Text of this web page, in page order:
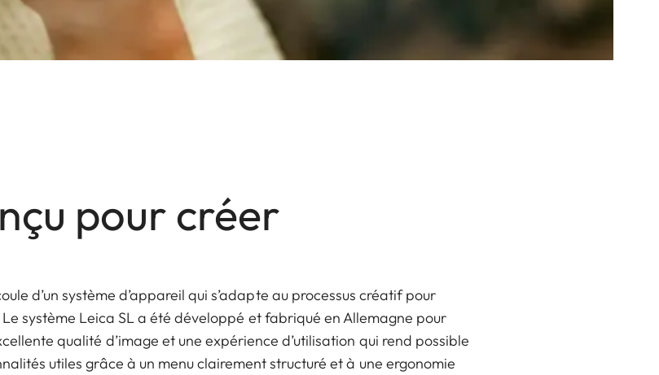
pour créer
d’un système d’appareil qui s’adapte au processus créatif pour
système Leica SL a été développé et fabriqué en Allemagne pour
qualité d’image et une expérience d’utilisation qui rend possible
utiles grâce à un menu clairement structuré et à une ergonomie